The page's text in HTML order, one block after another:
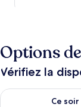
Options
Vérifiez la
Ce soir
Vérifier la